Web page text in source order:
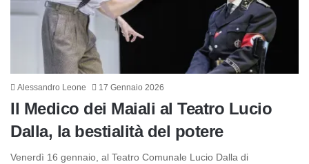
Alessandro Leone 17 Gennaio 2026
Il Medico dei Maiali al Teatro Lucio
Dalla, la bestialità del potere
Venerdì 16 gennaio, al Teatro Comunale Lucio Dalla di